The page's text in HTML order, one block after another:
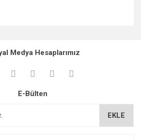
iletebilirsiniz.
için teşekkür ederiz.
eksik bilgiler bulunuyor.
Medya Hesaplarımız
E-Bülten
EKLE